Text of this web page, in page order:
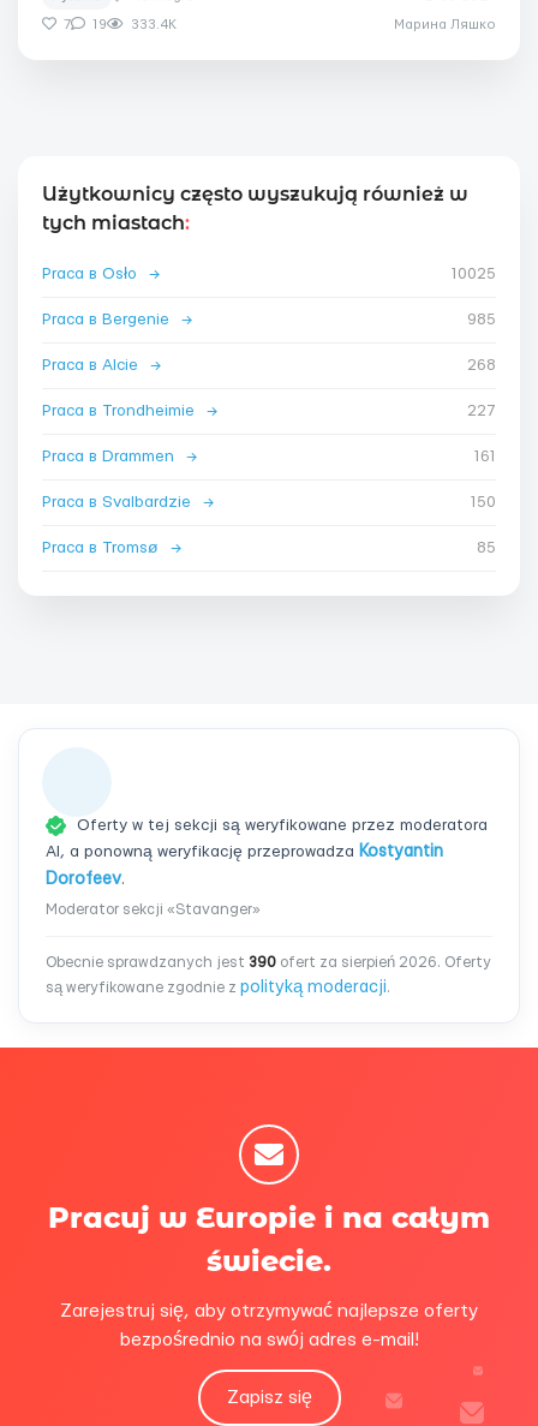
7 19 333.4K Марина Ляшко
Użytkownicy często wyszukują również w
tych miastach:
Praca в Osło → 10025
Praca в Bergenie → 985
Praca в Alcie → 268
Praca в Trondheimie → 227
Praca в Drammen → 161
Praca в Svalbardzie → 150
Praca в Tromsø → 85
Oferty w tej sekcji są weryfikowane przez moderatora
AI, a ponowną weryfikację przeprowadza Kostyantin
Dorofeev.
Moderator sekcji «Stavanger»
Obecnie sprawdzanych jest 390 ofert za sierpień 2026. Oferty
są weryfikowane zgodnie z polityką moderacji.
Pracuj w Europie i na całym
świecie.
Zarejestruj się, aby otrzymywać najlepsze oferty
bezpośrednio na swój adres e-mail!
Zapisz się